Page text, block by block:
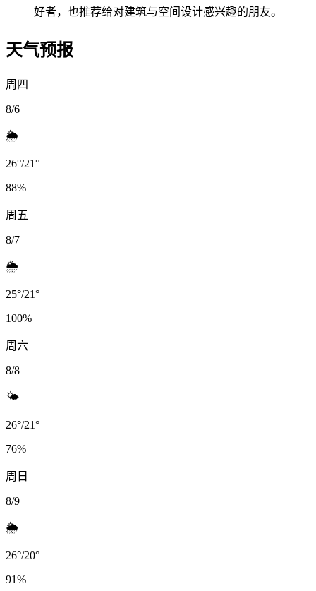
好者，也推荐给对建筑与空间设计感兴趣的朋友。
天气预报
周四
8/6
🌦️
26°/21°
88%
周五
8/7
🌦️
25°/21°
100%
周六
8/8
🌤️
26°/21°
76%
周日
8/9
🌦️
26°/20°
91%